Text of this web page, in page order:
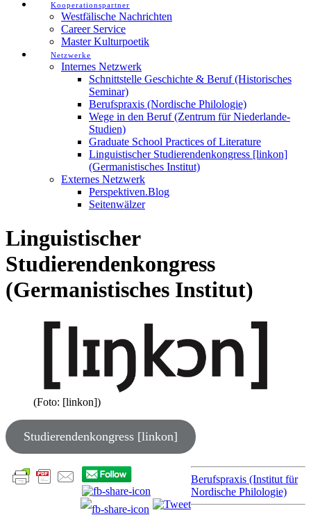
Kooperationspartner
Westfälische Nachrichten
Career Service
Master Kulturpoetik
Netzwerke
Internes Netzwerk
Schnittstelle Geschichte & Beruf (Historisches
Seminar)
Berufspraxis (Nordische Philologie)
Wege in den Beruf (Zentrum für Niederlande-
Studien)
Graduate School Practices of Literature
Linguistischer Studierendenkongress [linkon]
(Germanistisches Institut)
Externes Netzwerk
Perspektiven.Blog
Seitenwälzer
Linguistischer
Studierendenkongress
(Germanistisches Institut)
(Foto: [linkon])
Studierendenkongress [linkon]
Berufspraxis (Institut für
Nordische Philologie)